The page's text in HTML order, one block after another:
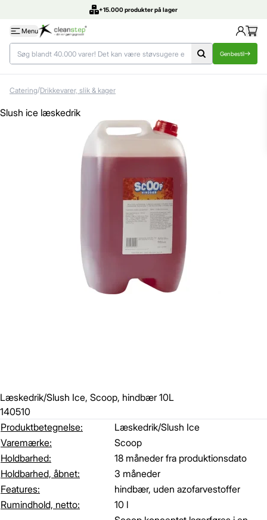
+15.000 produkter på lager
Menu
Genbestil
Catering/Drikkevarer, slik & kager
Slush ice læskedrik
Læskedrik/Slush Ice, Scoop, hindbær 10L
140510
Produktbetegnelse:
Læskedrik/Slush Ice
Varemærke:
Scoop
Holdbarhed:
18 måneder fra produktionsdato
Holdbarhed, åbnet:
3 måneder
Features:
hindbær, uden azofarvestoffer
Rumindhold, netto:
10 l